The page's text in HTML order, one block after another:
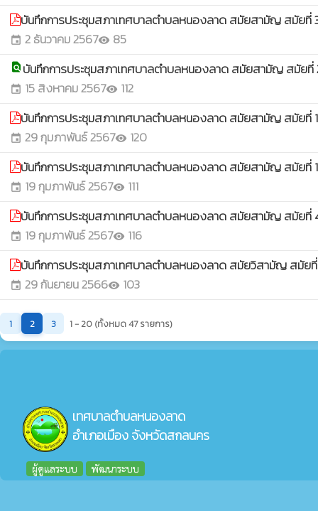
บันทึกการประชุมสภาเทศบาลตำบลหนองลาด สมัยสามัญ สมัยที่
event 2 ธันวาคม 2567visibility 85
find_in_page บันทึกการประชุมสภาเทศบาลตำบลหนองลาด สมัยสามัญ สมัยที่
event 15 สิงหาคม 2567visibility 112
บันทึกการประชุมสภาเทศบาลตำบลหนองลาด สมัยสามัญ สมัยที่
event 29 กุมภาพันธ์ 2567visibility 120
บันทึกการประชุมสภาเทศบาลตำบลหนองลาด สมัยสามัญ สมัยที่
event 19 กุมภาพันธ์ 2567visibility 111
บันทึกการประชุมสภาเทศบาลตำบลหนองลาด สมัยสามัญ สมัยที่
event 19 กุมภาพันธ์ 2567visibility 116
บันทึกการประชุมสภาเทศบาลตำบลหนองลาด สมัยวิสามัญ สมัย
event 29 กันยายน 2566visibility 103
1 2 3 1 - 20 (ทั้งหมด 47 รายการ)
เทศบาลตำบลหนองลาด
อำเภอเมือง จังหวัดสกลนคร
ผู้ดูแลระบบ พัฒนาระบบ